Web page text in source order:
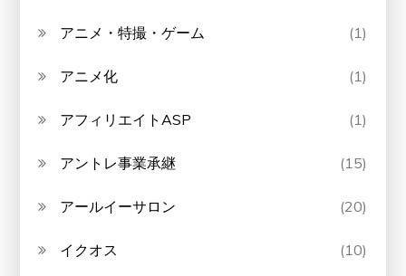
アニメ・特撮・ゲーム (1)
アニメ化 (1)
アフィリエイトASP (1)
アントレ事業承継 (15)
アールイーサロン (20)
イクオス (10)